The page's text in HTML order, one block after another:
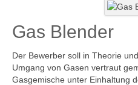
Gas Blender
Der Bewerber soll in Theorie
Umgang von Gasen vertraut
Gasgemische unter Einhaltung